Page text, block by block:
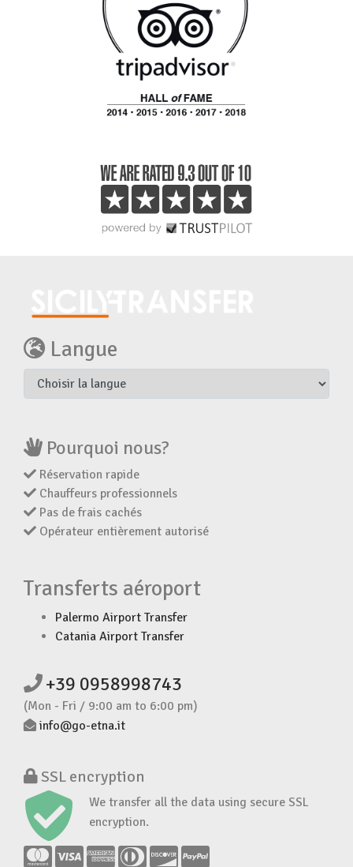
Langue
Pourquoi nous?
Réservation rapide
Chauffeurs professionnels
Pas de frais cachés
Opérateur entièrement autorisé
Transferts aéroport
Palermo Airport Transfer
Catania Airport Transfer
+39 0958998743
(Mon - Fri / 9:00 am to 6:00 pm)
info@go-etna.it
SSL encryption
We transfer all the data using secure SSL
encryption.